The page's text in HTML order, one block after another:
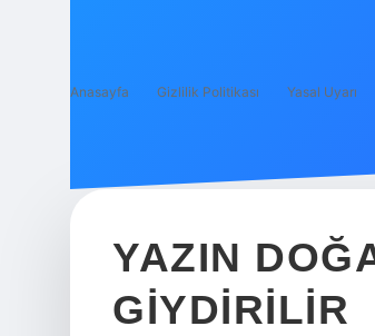
Anasayfa Gizlilik Politikası Yasal Uyarı
YAZIN
GIYDIRILIR